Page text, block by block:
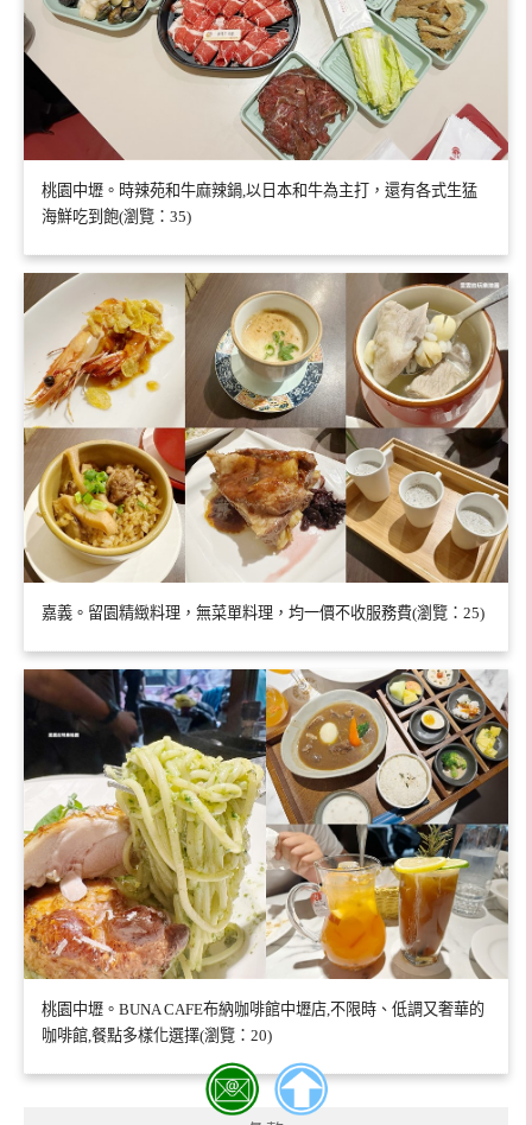
桃園中壢。時辣苑和牛麻辣鍋,以日本和牛為主打，還有各式生猛
海鮮吃到飽(瀏覽：35)
嘉義。留園精緻料理，無菜單料理，均一價不收服務費(瀏覽：25)
桃園中壢。BUNA CAFE布納咖啡館中壢店,不限時、低調又奢華的
咖啡館,餐點多樣化選擇(瀏覽：20)